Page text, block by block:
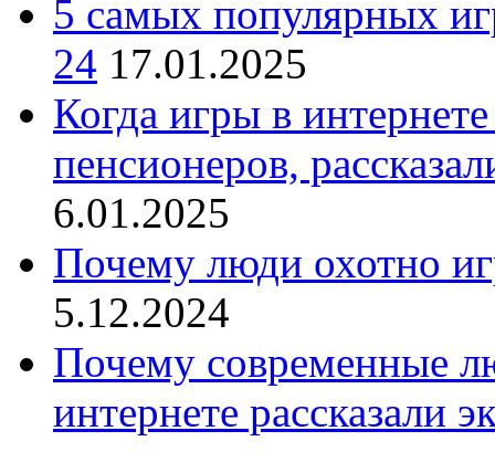
5 самых популярных
24 17.01.2025
Когда игры в
пенсионеров,
6.01.2025
Почему люди охотно
5.12.2024
Почему современные
интернете рассказали